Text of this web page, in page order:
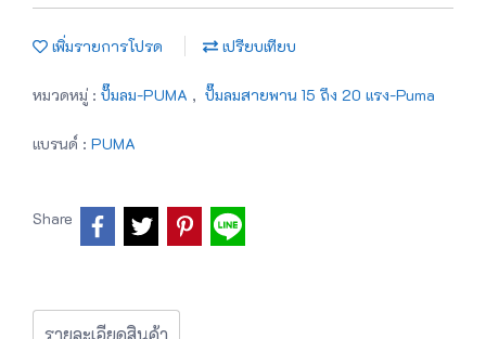
เพิ่มรายการโปรด เปรียบเทียบ
หมวดหมู่ : ปั๊มลม-PUMA , ปั๊มลมสายพาน 15 ถึง 20 แรง-Puma
แบรนด์ : PUMA
Share
รายละเอียดสินค้า